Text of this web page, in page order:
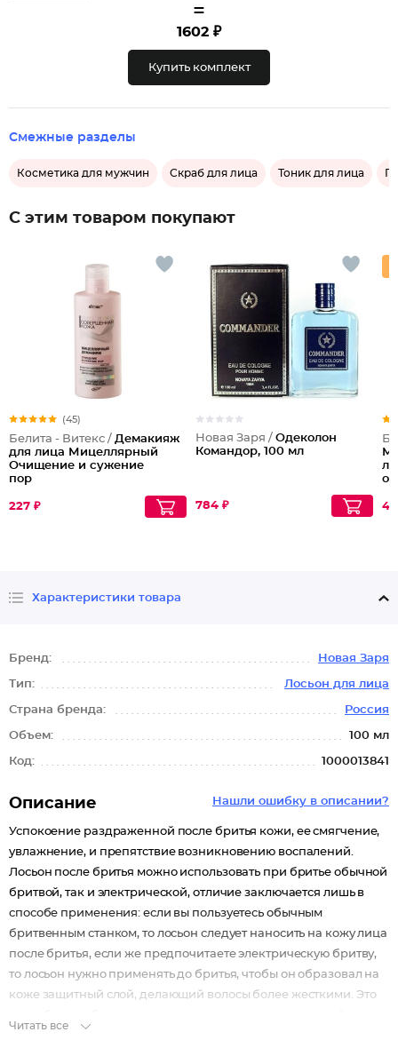
=
1602 ₽
Купить комплект
Смежные разделы
Косметика для мужчин Скраб для лица Тоник для лица
С этим товаром покупают
(45)
Белита - Витекс / Демакияж
для лица Мицеллярный
Очищение и сужение
пор
227 ₽
Новая Заря / Одеколон
Командор, 100 мл
784 ₽
Характеристики товара
Бренд: Новая Заря
Тип: Лосьон для лица
Страна бренда: Россия
Объем: 100 мл
Код: 1000013841
Нашли ошибку в описании?
Описание
Успокоение раздраженной после бритья кожи, ее смягчение,
увлажнение, и препятствие возникновению воспалений.
Лосьон после бритья можно использовать при бритье обычной
бритвой, так и электрической, отличие заключается лишь в
способе применения: если вы пользуетесь обычным
бритвенным станком, то лосьон следует наносить на кожу лица
после бритья, если же предпочитаете электрическую бритву,
то лосьон нужно применять до бритья, чтобы он образовал на
коже защитный слой, делающий волосы более жесткими. Это
Читать все